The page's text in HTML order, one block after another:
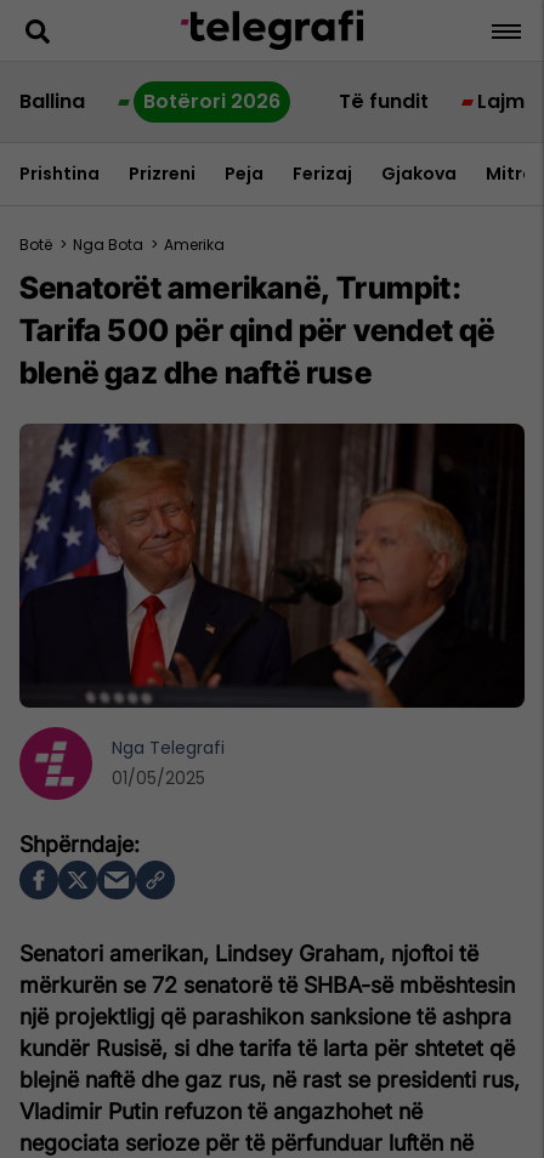
Ballina Botërori 2026 Të fundit Lajme
Prishtina Prizreni Peja Ferizaj Gjakova
Botë > Nga Bota > Amerika
Senatorët amerikanë, Trumpit:
Tarifa 500 për qind për vendet që
blenë gaz dhe naftë ruse
Senatori amerikan, Lindsey Graham, njoftoi të
mërkurën se 72 senatorë të SHBA-së mbështesin
një projektligj që parashikon sanksione të ashpra
kundër Rusisë, si dhe tarifa të larta për shtetet që
blejnë naftë dhe gaz rus, në rast se presidenti rus,
Vladimir Putin refuzon të angazhohet në
negociata serioze për të përfunduar luftën në
Nga Telegrafi
01/05/2025